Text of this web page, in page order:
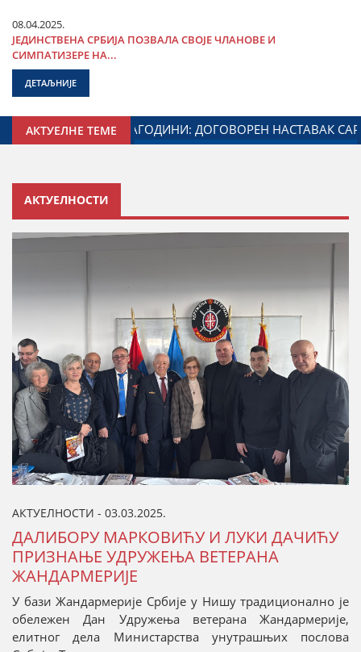
08.04.2025.
ЈЕДИНСТВЕНА СРБИЈА ПОЗВАЛА СВОЈЕ ЧЛАНОВЕ И
СИМПАТИЗЕРЕ НА...
ДЕТАЉНИЈЕ
АКТУЕЛНЕ ТЕМЕЗАДУЖЕНОГ ЗА ОДНОСЕ СА ДИЈАСПОРОМ
АКТУЕЛНОСТИ
АКТУЕЛНОСТИ - 03.03.2025.
ДАЛИБОРУ МАРКОВИЋУ И ЛУКИ ДАЧИЋУ
ПРИЗНАЊЕ УДРУЖЕЊА ВЕТЕРАНА
ЖАНДАРМЕРИЈЕ
У бази Жандармерије Србије у Нишу традиционално је
обележен Дан Удружења ветерана Жандармерије,
елитног дела Министарства унутрашњих послова